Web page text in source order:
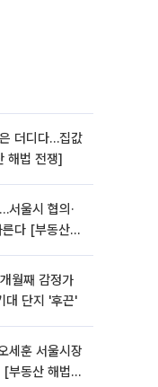
더디다…집값
해법 전쟁]
서울시 협의·
다 [부동산
월째 감정가
대 단지 '후끈'
세훈 서울시장
[부동산 해법